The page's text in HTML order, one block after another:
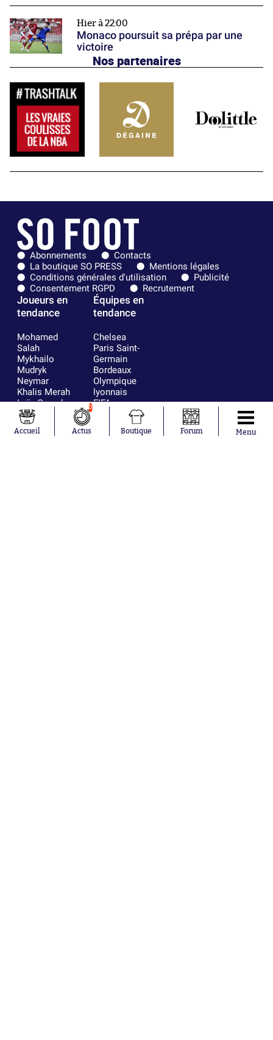
Hier à 22:00
Monaco poursuit sa prépa par une
victoire
Nos partenaires
Abonnements
Contacts
La boutique SO PRESS
Mentions légales
Conditions générales d'utilisation
Publicité
Consentement RGPD
Recrutement
Joueurs en
tendance
Mohamed
Salah
Mykhailo
Mudryk
Neymar
Khalis Merah
Loïs Openda
Moussa
Niakhaté
Nicolás
Équipes en
tendance
Chelsea
Paris Saint-
Germain
Bordeaux
Olympique
lyonnais
FIFA
Real Madrid
RC Strasbourg
AC Milan
Accueil
0
Actus Boutique Forum Menu